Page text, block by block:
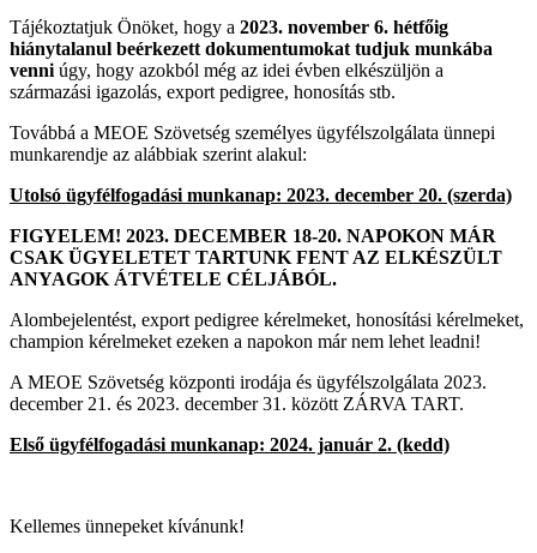
Tájékoztatjuk Önöket, hogy a 2023. november 6. hétfőig
hiánytalanul beérkezett dokumentumokat tudjuk munkába
venni úgy, hogy azokból még az idei évben elkészüljön a
származási igazolás, export pedigree, honosítás stb.
Továbbá a MEOE Szövetség személyes ügyfélszolgálata ünnepi
munkarendje az alábbiak szerint alakul:
Utolsó ügyfélfogadási munkanap: 2023. december 20. (szerda)
FIGYELEM! 2023. DECEMBER 18-20. NAPOKON MÁR
CSAK ÜGYELETET TARTUNK FENT AZ ELKÉSZÜLT
ANYAGOK ÁTVÉTELE CÉLJÁBÓL.
Alombejelentést, export pedigree kérelmeket, honosítási kérelmeket,
champion kérelmeket ezeken a napokon már nem lehet leadni!
A MEOE Szövetség központi irodája és ügyfélszolgálata 2023.
december 21. és 2023. december 31. között ZÁRVA TART.
Első ügyfélfogadási munkanap: 2024. január 2. (kedd)
Kellemes ünnepeket kívánunk!